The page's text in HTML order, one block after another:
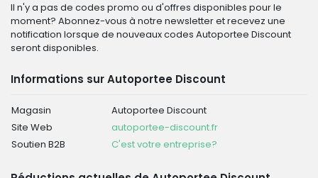
Il n'y a pas de codes promo ou d'offres disponibles pour le
moment? Abonnez-vous à notre newsletter et recevez une
notification lorsque de nouveaux codes Autoportee Discount
seront disponibles.
Informations sur Autoportee Discount
Magasin
Autoportee Discount
Site Web
autoportee-discount.fr
Soutien B2B
C'est votre entreprise?